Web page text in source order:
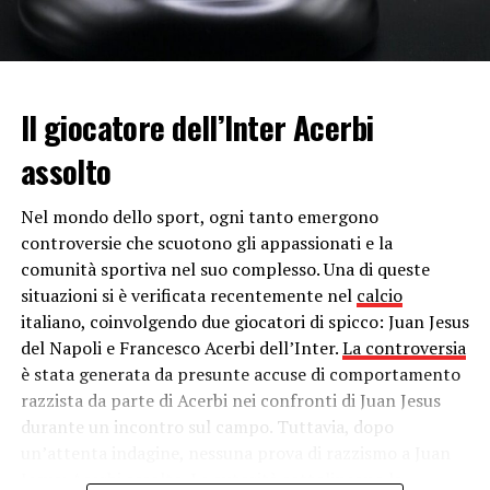
brasiliana: un caso è stato scoperto in una scuola a
Roma. In Veneto attualmente si registra una crescita di
contagi e ricoveri, stessa situazione in Abruzzo (78
terapie intensive).
Da giovedì 25 febbraio fino all’11 di marzo saranno
zona arancione scuro 14 Comuni dell’Emilia-
Romagna dove da alcuni giorni si registra una
situazione di progressiva criticità a causa
dell’incremento dei contagi da Covid-19.
“Si tratta – si legge in una nota della stessa Regione– di
una misura che riguarda tutti i Comuni che fanno capo
Il giocatore dell’Inter Acerbi
assolto
Nel mondo dello sport, ogni tanto emergono
controversie che scuotono gli appassionati e la
comunità sportiva nel suo complesso. Una di queste
situazioni si è verificata recentemente nel calcio
italiano, coinvolgendo due giocatori di spicco: Juan Jesus
del Napoli e Francesco Acerbi dell’Inter.La controversia
è stata generata da presunte accuse di comportamento
razzista da parte di Acerbi nei confronti di Juan Jesus
durante un incontro sul campo. Tuttavia, dopo
Jesus: Acerbi assolto. Le autorità sottolineano la